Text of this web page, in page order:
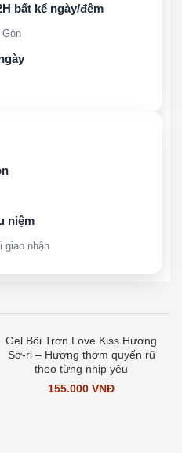
bất kể ngày/đêm
niệm
giao nhận
Gel Bôi Trơn Love Kiss Hương
Sơ-ri – Hương thơm quyến rũ
theo từng nhịp yêu
155.000 VNĐ